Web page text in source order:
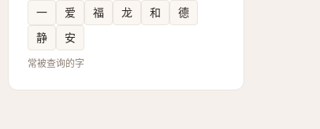
一 爱 福 龙 和
德
静
安
常被查询的字